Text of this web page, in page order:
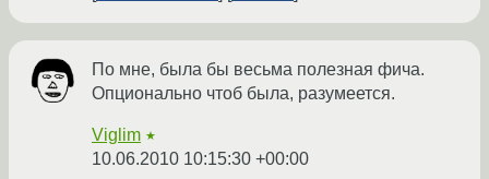
По мне, была бы весьма полезная фича.
Опционально чтоб была, разумеется.
Viglim ★
10.06.2010 10:15:30 +00:00